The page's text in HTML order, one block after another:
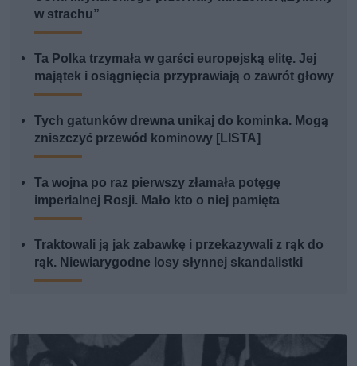
w strachu”
Ta Polka trzymała w garści europejską elitę. Jej
majątek i osiągnięcia przyprawiają o zawrót głowy
Tych gatunków drewna unikaj do kominka. Mogą
zniszczyć przewód kominowy [LISTA]
Ta wojna po raz pierwszy złamała potęgę
imperialnej Rosji. Mało kto o niej pamięta
Traktowali ją jak zabawkę i przekazywali z rąk do
rąk. Niewiarygodne losy słynnej skandalistki